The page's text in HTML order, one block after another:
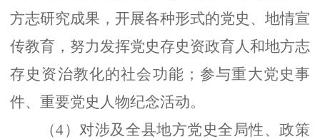
方志研究成果，开展各种形式的党史、地情宣
传教育，努力发挥党史存史资政育人和地方志
存史资治教化的社会功能；参与重大党史事
件、重要党史人物纪念活动。
（4）对涉及全县地方党史全局性、政策